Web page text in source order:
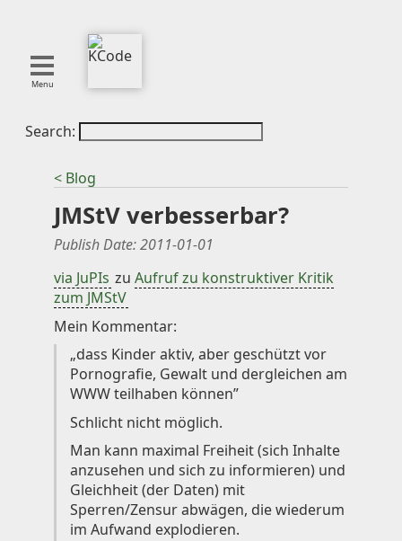
Menu
About
Blog
Projects
SMITE
Publications
Curation
Resources
Reference
Featured
Knowledge
Impressum
Search:
< Blog
JMStV verbesserbar?
Publish Date:2011-01-01
via JuPIs zu Aufruf zu konstruktiver Kritik
zum JMStV
Mein Kommentar:
„dass Kinder aktiv, aber geschützt vor
Pornografie, Gewalt und dergleichen am
WWW teilhaben können”
Schlicht nicht möglich.
Man kann maximal Freiheit (sich Inhalte
anzusehen und sich zu informieren) und
Gleichheit (der Daten) mit
Sperren/Zensur abwägen, die wiederum
im Aufwand explodieren.